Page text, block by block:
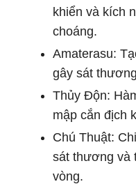
khiển và kích
choáng.
Amaterasu:
gây sát
Thủy Độn:
mập cắn địch
Chú Thuật:
sát thương và
vòng.